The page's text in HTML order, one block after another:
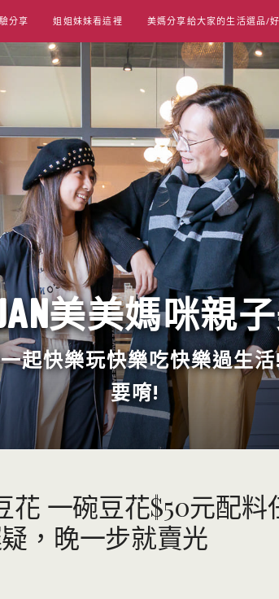
分享 姐姐妹妹看這裡 美媽分享給大家的生活選品/
美美媽咪親
起快樂玩快樂吃快樂過生
要唷!
一碗豆花$50元配料
，晚一步就賣光